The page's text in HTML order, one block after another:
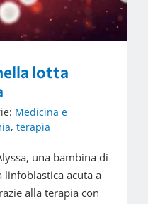
lotta
Medicina e
, terapia
una bambina di
linfoblastica acuta a
alla terapia con